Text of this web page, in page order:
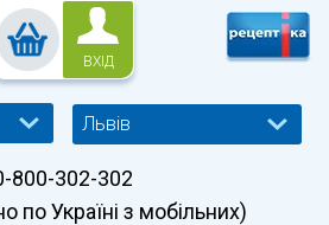
ВХІД
Львів
800-302-302
по Україні з мобільних)